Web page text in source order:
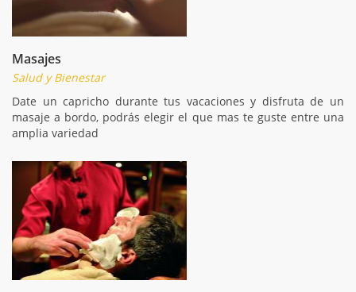
Masajes
Salud y Bienestar
Date un capricho durante tus vacaciones y disfruta de un
masaje a bordo, podrás elegir el que mas te guste entre una
amplia variedad